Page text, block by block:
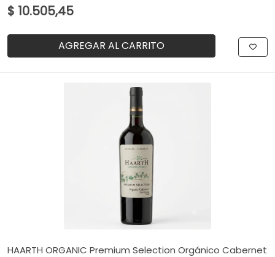
$ 10.505,45
AGREGAR AL CARRITO
HAARTH ORGANIC Premium Selection Orgánico Cabernet